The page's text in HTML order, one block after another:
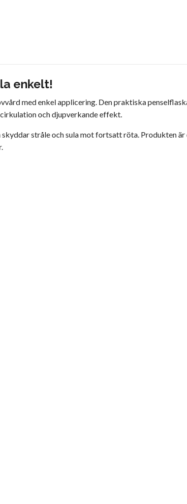
enkelt!
med enkel applicering. Den praktiska
och djupverkande effekt.
stråle och sula mot fortsatt röta. Produkten